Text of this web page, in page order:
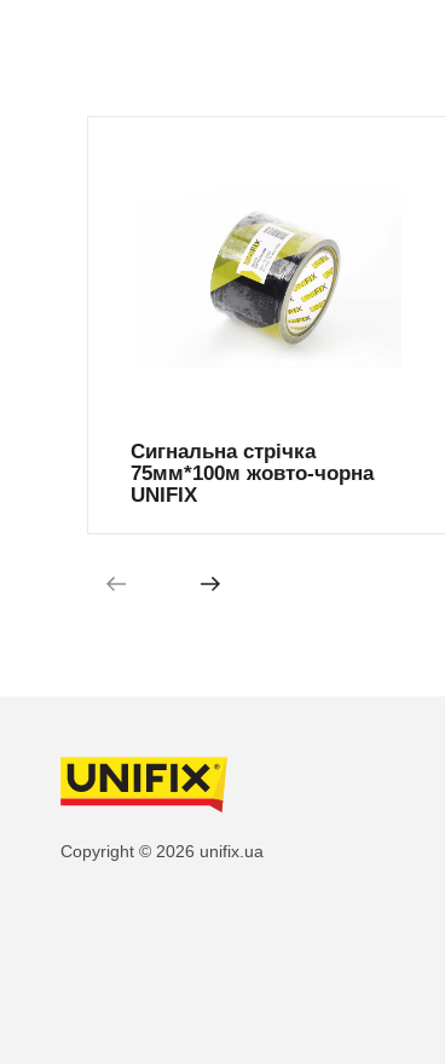
Сигнальна стрічка
75мм*100м жовто-чорна
UNIFIX
SGL-75100YG
Copyright © 2026 unifix.ua